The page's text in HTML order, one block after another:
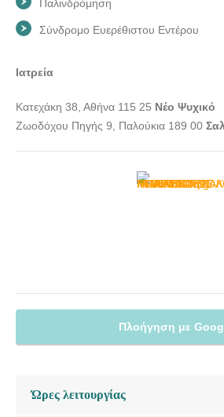
Παλινδρόμηση
Σύνδρομο Ευερέθιστου Εντέρου
Ιατρεία
Κατεχάκη 38, Αθήνα 115 25 Νέο Ψυχικό
Ζωοδόχου Πηγής 9, Παλούκια 189 00
Πλοήγηση με
Ώρες λειτουργίας